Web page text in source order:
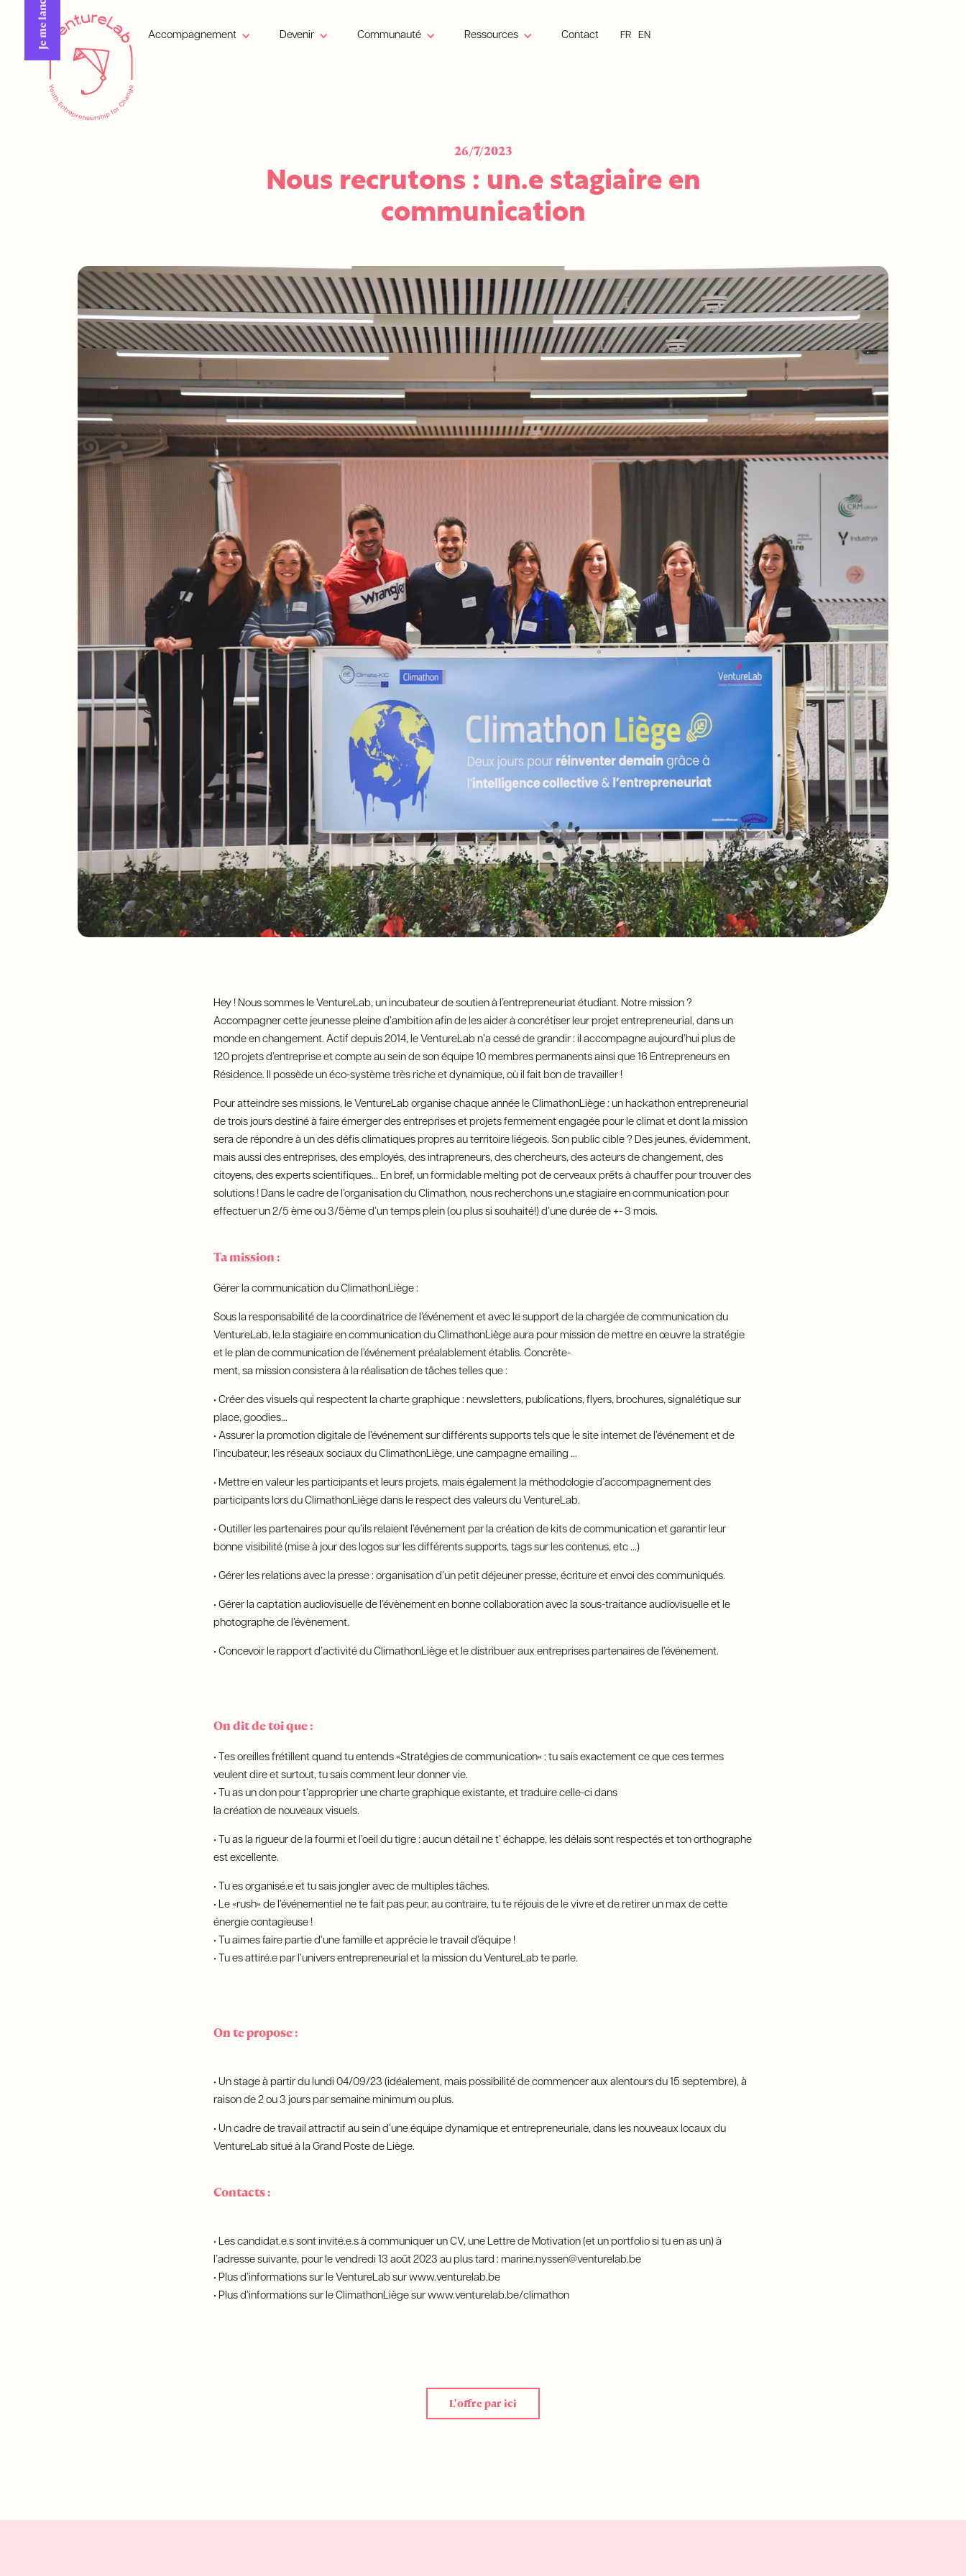
Accompagnement Devenir Communauté Ressources Contact FR EN
Je me lance !
26/7/2023
Nous recrutons : un.e stagiaire en
communication
Hey ! Nous sommes le VentureLab, un incubateur de soutien à l’entrepreneuriat étudiant. Notre mission ?
Accompagner cette jeunesse pleine d’ambition afin de les aider à concrétiser leur projet entrepreneurial, dans un
monde en changement. Actif depuis 2014, le VentureLab n’a cessé de grandir : il accompagne aujourd’hui plus de
120 projets d’entreprise et compte au sein de son équipe 10 membres permanents ainsi que 16 Entrepreneurs en
Résidence. Il possède un éco-système très riche et dynamique, où il fait bon de travailler !
Pour atteindre ses missions, le VentureLab organise chaque année le ClimathonLiège : un hackathon entrepreneurial
de trois jours destiné à faire émerger des entreprises et projets fermement engagée pour le climat et dont la mission
sera de répondre à un des défis climatiques propres au territoire liégeois. Son public cible ? Des jeunes, évidemment,
mais aussi des entreprises, des employés, des intrapreneurs, des chercheurs, des acteurs de changement, des
citoyens, des experts scientifiques... En bref, un formidable melting pot de cerveaux prêts à chauffer pour trouver des
solutions ! Dans le cadre de l’organisation du Climathon, nous recherchons un.e stagiaire en communication pour
effectuer un 2/5 ème ou 3/5ème d’un temps plein (ou plus si souhaité!) d’une durée de +- 3 mois.
Ta mission :
Gérer la communication du ClimathonLiège :
Sous la responsabilité de la coordinatrice de l’événement et avec le support de la chargée de communication du
VentureLab, le.la stagiaire en communication du ClimathonLiège aura pour mission de mettre en œuvre la stratégie
et le plan de communication de l’événement préalablement établis. Concrète-
ment, sa mission consistera à la réalisation de tâches telles que :
• Créer des visuels qui respectent la charte graphique : newsletters, publications, flyers, brochures, signalétique sur
place, goodies...
• Assurer la promotion digitale de l’événement sur différents supports tels que le site internet de l’événement et de
l’incubateur, les réseaux sociaux du ClimathonLiège, une campagne emailing ...
• Mettre en valeur les participants et leurs projets, mais également la méthodologie d’accompagnement des
participants lors du ClimathonLiège dans le respect des valeurs du VentureLab.
• Outiller les partenaires pour qu’ils relaient l’événement par la création de kits de communication et garantir leur
bonne visibilité (mise à jour des logos sur les différents supports, tags sur les contenus, etc ...)
• Gérer les relations avec la presse : organisation d’un petit déjeuner presse, écriture et envoi des communiqués.
• Gérer la captation audiovisuelle de l’évènement en bonne collaboration avec la sous-traitance audiovisuelle et le
photographe de l’évènement.
• Concevoir le rapport d’activité du ClimathonLiège et le distribuer aux entreprises partenaires de l’événement.
On dit de toi que :
• Tes oreilles frétillent quand tu entends «Stratégies de communication» : tu sais exactement ce que ces termes
veulent dire et surtout, tu sais comment leur donner vie.
• Tu as un don pour t’approprier une charte graphique existante, et traduire celle-ci dans
la création de nouveaux visuels.
• Tu as la rigueur de la fourmi et l’oeil du tigre : aucun détail ne t’ échappe, les délais sont respectés et ton orthographe
est excellente.
• Tu es organisé.e et tu sais jongler avec de multiples tâches.
• Le «rush» de l’événementiel ne te fait pas peur, au contraire, tu te réjouis de le vivre et de retirer un max de cette
énergie contagieuse !
• Tu aimes faire partie d’une famille et apprécie le travail d’équipe !
• Tu es attiré.e par l’univers entrepreneurial et la mission du VentureLab te parle.
On te propose :
• Un stage à partir du lundi 04/09/23 (idéalement, mais possibilité de commencer aux alentours du 15 septembre), à
raison de 2 ou 3 jours par semaine minimum ou plus.
• Un cadre de travail attractif au sein d’une équipe dynamique et entrepreneuriale, dans les nouveaux locaux du
VentureLab situé à la Grand Poste de Liège.
Contacts :
• Les candidat.e.s sont invité.e.s à communiquer un CV, une Lettre de Motivation (et un portfolio si tu en as un) à
l’adresse suivante, pour le vendredi 13 août 2023 au plus tard : marine.nyssen@venturelab.be
• Plus d’informations sur le VentureLab sur www.venturelab.be
• Plus d’informations sur le ClimathonLiège sur www.venturelab.be/climathon
L'offre par ici